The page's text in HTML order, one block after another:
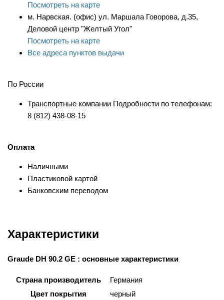
Посмотреть на карте
м. Нарвская. (офис) ул. Маршала Говорова, д.35,
Деловой центр "Желтый Угол"
Посмотреть на карте
Все адреса пунктов выдачи
По России
Транспортные компании Подробности по телефонам:
8 (812) 438-08-15
Оплата
Наличными
Пластиковой картой
Банковским переводом
Характеристики
Graude DH 90.2 GE : основные характеристики
Страна производитель
Германия
Цвет покрытия
черный